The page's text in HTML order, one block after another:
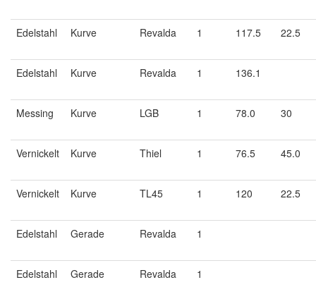
Edelstahl Kurve Revalda 1 117.5 22.5
Edelstahl Kurve Revalda 1 136.1
Messing Kurve LGB 1 78.0 30
Vernickelt Kurve Thiel 1 76.5 45.0
Vernickelt Kurve TL45 1 120 22.5
Edelstahl Gerade Revalda 1
Edelstahl Gerade Revalda 1